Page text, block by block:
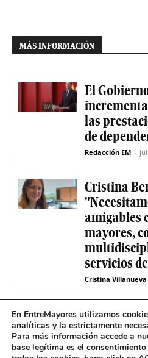
MÁS INFORMACIÓN
El
las
de
Redacción EM -
Cristina
amigables
mayores,
servicios
Cristina Villanueva
Convive
inscripción
y celebra
En EntreMayores utilizamos
analíticas y la estrictamente
Para más información accede a
base legítima es el